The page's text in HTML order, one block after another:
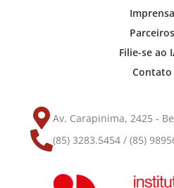
Imprensa
Parceiros
Filie-se ao
Contato
Av. Carapinima, 2425 -
(85) 3283.5454 / (85)